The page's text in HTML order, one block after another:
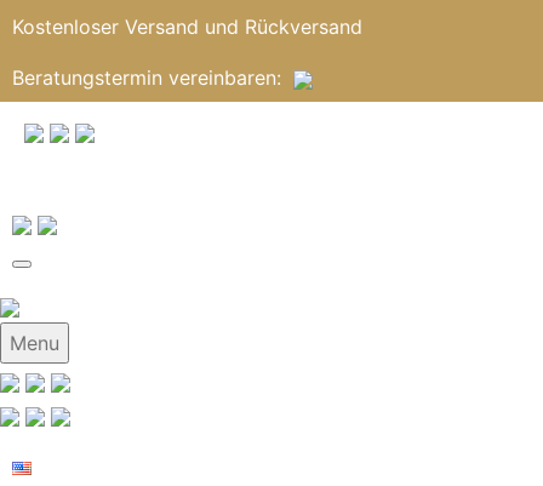
Kostenloser Versand und Rückversand
Beratungstermin vereinbaren:
Menu